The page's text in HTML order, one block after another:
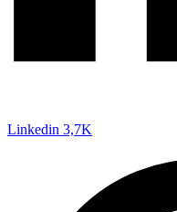
Linkedin 3,7K